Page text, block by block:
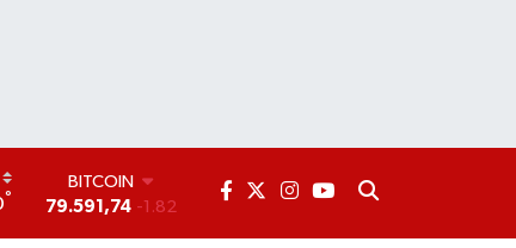
°
DOLAR
45,43620 0.02